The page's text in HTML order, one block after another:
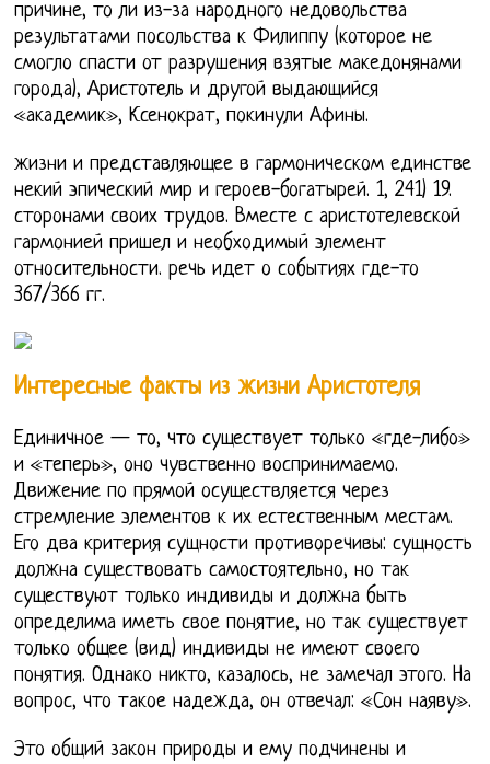
причине, то ли из-за народного недовольства
результатами посольства к Филиппу (которое не
смогло спасти от разрушения взятые македонянами
города), Аристотель и другой выдающийся
«академик», Ксенократ, покинули Афины.
жизни и представляющее в гармоническом единстве
некий эпический мир и героев-богатырей. 1, 241) 19.
сторонами своих трудов. Вместе с аристотелевской
гармонией пришел и необходимый элемент
относительности. речь идет о событиях где-то
367/366 гг.
Интересные факты из жизни Аристотеля
Единичное — то, что существует только «где-либо»
и «теперь», оно чувственно воспринимаемо.
Движение по прямой осуществляется через
стремление элементов к их естественным местам.
Его два критерия сущности противоречивы: сущность
должна существовать самостоятельно, но так
существуют только индивиды и должна быть
определима иметь свое понятие, но так существует
только общее (вид) индивиды не имеют своего
понятия. Однако никто, казалось, не замечал этого. На
вопрос, что такое надежда, он отвечал: «Сон наяву».
Это общий закон природы и ему подчинены и